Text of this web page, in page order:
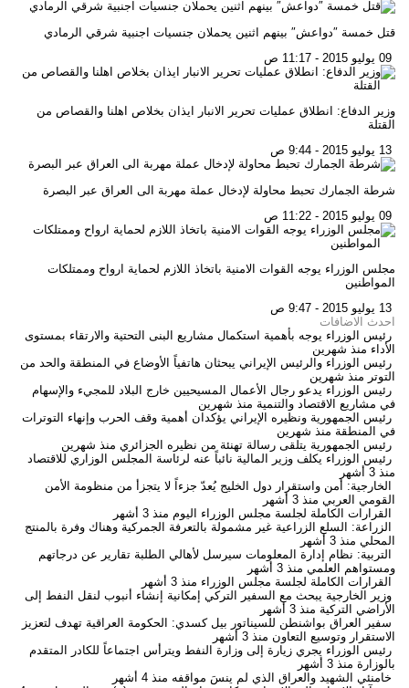
قتل خمسة ″دواعش″ بينهم اثنين يحملان جنسيات اجنبية شرقي الرمادي
وزير الدفاع: انطلاق عمليات تحرير الانبار ايذان بخلاص اهلنا والقصاص من
القتلة
شرطة الجمارك تحبط محاولة لإدخال عملة مهربة الى العراق عبر البصرة
مجلس الوزراء يوجه القوات الامنية باتخاذ اللازم لحماية ارواح وممتلكات
المواطنين
احدث الاضافات
رئيس الوزراء يوجه بأهمية استكمال مشاريع البنى التحتية والارتقاء بمستوى
الأداء منذ شهرين
رئيس الوزراء والرئيس الإيراني يبحثان هاتفياً الأوضاع في المنطقة والحد من
التوتر منذ شهرين
رئيس الوزراء يدعو رجال الأعمال المسيحيين خارج البلاد للمجيء والإسهام
في مشاريع الاقتصاد والتنمية منذ شهرين
رئيس الجمهورية ونظيره الإيراني يؤكدان أهمية وقف الحرب وإنهاء التوترات
في المنطقة منذ شهرين
رئيس الجمهورية يتلقى رسالة تهنئة من نظيره الجزائري منذ شهرين
رئيس الوزراء يكلف وزير المالية نائباً عنه لرئاسة المجلس الوزاري للاقتصاد
منذ 3 أشهر
الخارجية: أمن واستقرار دول الخليج يُعدّ جزءاً لا يتجزأ من منظومة الأمن
القومي العربي منذ 3 أشهر
القرارات الكاملة لجلسة مجلس الوزراء اليوم منذ 3 أشهر
الزراعة: السلع الزراعية غير مشمولة بالتعرفة الجمركية وهناك وفرة بالمنتج
المحلي منذ 3 أشهر
التربية: نظام إدارة المعلومات سيرسل لأهالي الطلبة تقارير عن درجاتهم
ومستواهم العلمي منذ 3 أشهر
القرارات الكاملة لجلسة مجلس الوزراء منذ 3 أشهر
وزير الخارجية يبحث مع السفير التركي إمكانية إنشاء أنبوب لنقل النفط إلى
الأراضي التركية منذ 3 أشهر
سفير العراق بواشنطن للسيناتور بيل كسدي: الحكومة العراقية تهدف لتعزيز
الاستقرار وتوسيع التعاون منذ 3 أشهر
رئيس الوزراء يجري زيارة إلى وزارة النفط ويترأس اجتماعاً للكادر المتقدم
بالوزارة منذ 3 أشهر
خامنئي الشهيد والعراق الذي لم ينسَ مواقفه منذ 4 أشهر